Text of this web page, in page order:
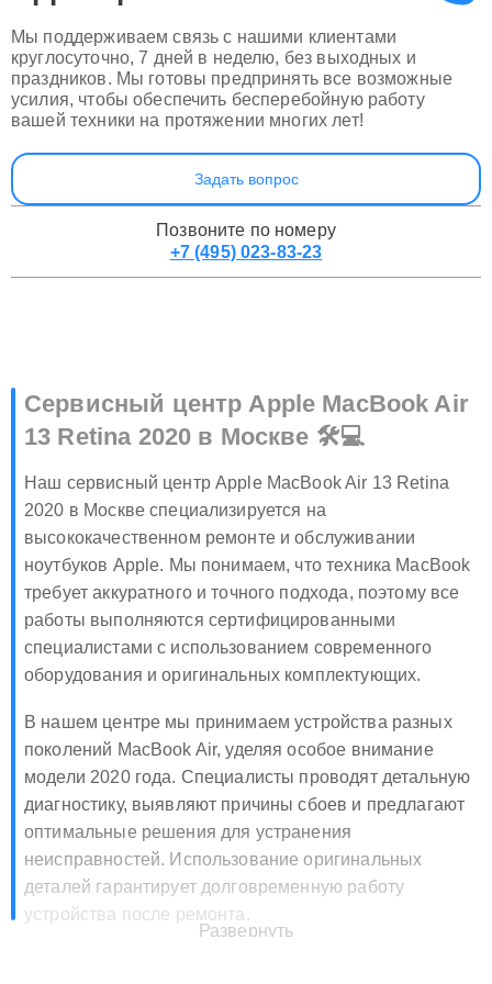
Мы поддерживаем связь с нашими клиентами
круглосуточно, 7 дней в неделю, без выходных и
праздников. Мы готовы предпринять все возможные
усилия, чтобы обеспечить бесперебойную работу
вашей техники на протяжении многих лет!
Задать вопрос
Позвоните по номеру
+7 (495) 023-83-23
Сервисный центр Apple MacBook Air
13 Retina 2020 в Москве 🛠️💻
Наш сервисный центр Apple MacBook Air 13 Retina
2020 в Москве специализируется на
высококачественном ремонте и обслуживании
ноутбуков Apple. Мы понимаем, что техника MacBook
требует аккуратного и точного подхода, поэтому все
работы выполняются сертифицированными
специалистами с использованием современного
оборудования и оригинальных комплектующих.
В нашем центре мы принимаем устройства разных
поколений MacBook Air, уделяя особое внимание
модели 2020 года. Специалисты проводят детальную
диагностику, выявляют причины сбоев и предлагают
оптимальные решения для устранения
неисправностей. Использование оригинальных
деталей гарантирует долговременную работу
устройства после ремонта.
Развернуть